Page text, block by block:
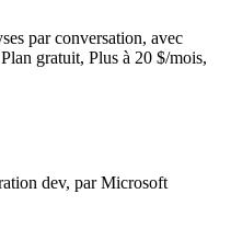
par conversation, avec
gratuit, Plus à 20 $/mois,
dev, par Microsoft